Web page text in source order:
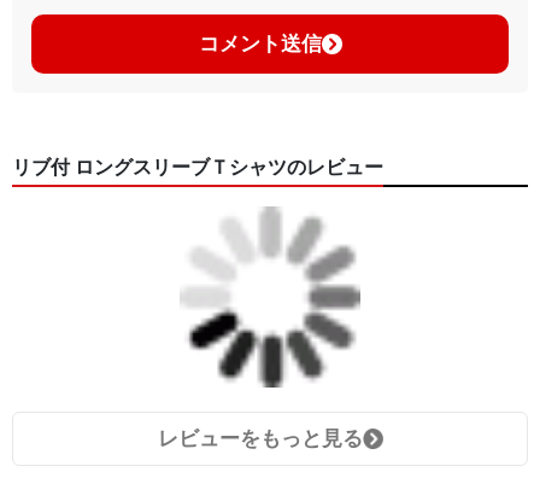
コメント送信
リブ付 ロングスリーブＴシャツのレビュー
レビューをもっと見る